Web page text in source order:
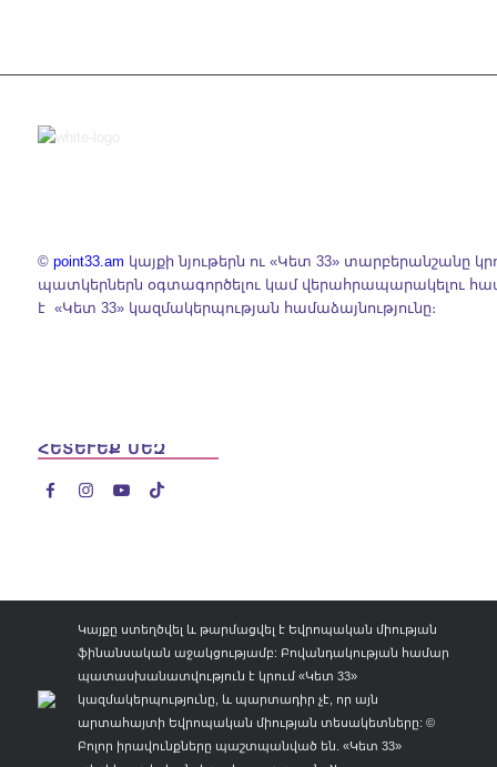
© point33.am կայքի նյութերն ու «Կետ 33» տարբերանշանը
պատկերներն օգտագործելու կամ վերահրապարակելու
է «Կետ 33» կազմակերպության համաձայնությունը։
ՀԵՏԵՒԵՔ ՄԵԶ
   
Կայքը ստեղծվել և թարմացվել է Եվրոպական միության
ֆինանսական աջակցությամբ: Բովանդակության համար
պատասխանատվություն է կրում «Կետ 33»
կազմակերպությունը, և պարտադիր չէ, որ այն
արտահայտի Եվրոպական միության տեսակետները: ©
Բոլոր իրավունքները պաշտպանված են. «Կետ 33»